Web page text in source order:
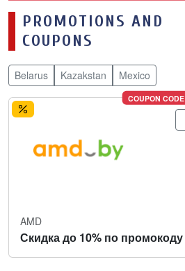
PROMOTIONS AND
COUPONS
Belarus Kazakstan Mexico
COUPON CODE
AMD
Скидка до 10% по промокоду